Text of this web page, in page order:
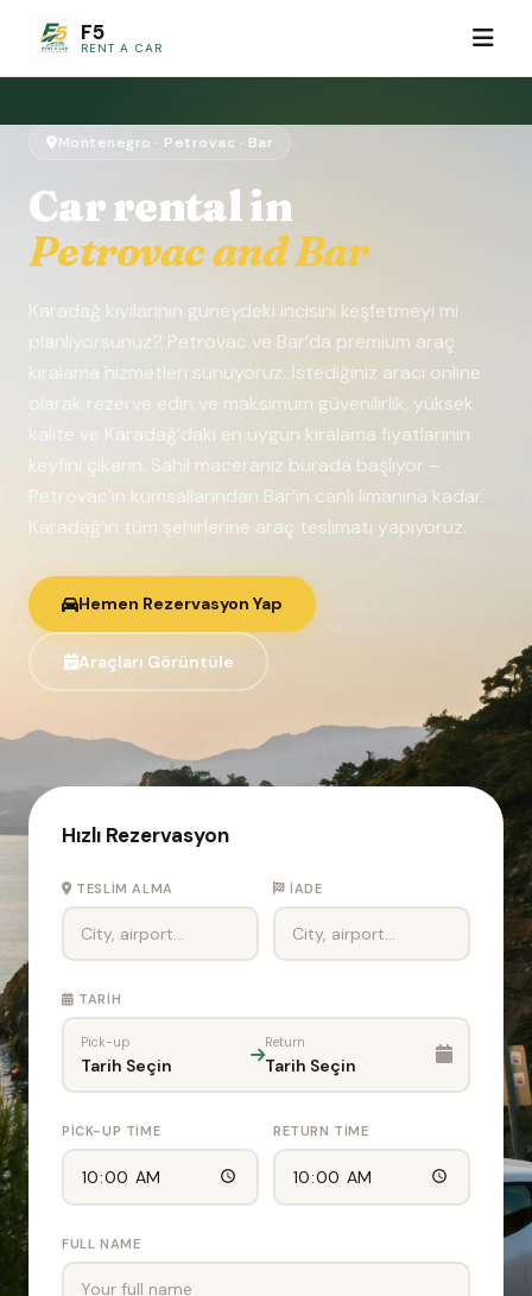
F5
RENT A CAR
Montenegro · Petrovac · Bar
Car rental in
Petrovac and Bar
Karadağ kıyılarının güneydeki incisini keşfetmeyi mi
planlıyorsunuz? Petrovac ve Bar’da premium araç
kiralama hizmetleri sunuyoruz. İstediğiniz aracı online
olarak rezerve edin ve maksimum güvenilirlik, yüksek
kalite ve Karadağ’daki en uygun kiralama fiyatlarının
keyfini çıkarın. Sahil maceranız burada başlıyor –
Petrovac’ın kumsallarından Bar’ın canlı limanına kadar.
Karadağ’ın tüm şehirlerine araç teslimatı yapıyoruz.
Hemen Rezervasyon Yap
Araçları Görüntüle
Hızlı Rezervasyon
TESLIM ALMA İADE
TARIH
Pick-up
Tarih Seçin
Return
Tarih Seçin
PICK-UP TIME RETURN TIME
FULL NAME